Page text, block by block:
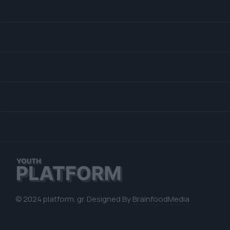
© 2024 platform. gr. Designed ByBrainfoodMedia